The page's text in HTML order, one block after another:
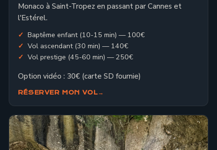
Monaco à Saint-Tropez en passant par Cannes et
l'Estérel.
Baptême enfant (10-15 min) — 100€
Vol ascendant (30 min) — 140€
Vol prestige (45-60 min) — 250€
Option vidéo : 30€ (carte SD fournie)
RÉSERVER MON VOL